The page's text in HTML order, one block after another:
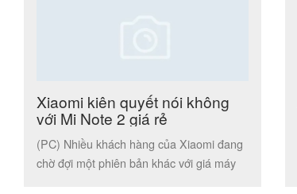
Xiaomi kiên quyết nói không
với Mi Note 2 giá rẻ
(PC) Nhiều khách hàng của Xiaomi đang
chờ đợi một phiên bản khác với giá máy